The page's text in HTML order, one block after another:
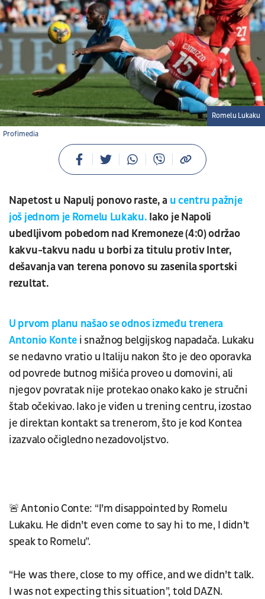
Profimedia
Romelu Lukaku
Napetost u Napulj ponovo raste, a u centru pažnje
još jednom je Romelu Lukaku. Iako je Napoli
ubedljivom pobedom nad Kremoneze (4:0) održao
kakvu-takvu nadu u borbi za titulu protiv Inter,
dešavanja van terena ponovo su zasenila sportski
rezultat.
U prvom planu našao se odnos između trenera
Antonio Konte i snažnog belgijskog napadača. Lukaku
se nedavno vratio u Italiju nakon što je deo oporavka
od povrede butnog mišića proveo u domovini, ali
njegov povratak nije protekao onako kako je stručni
štab očekivao. Iako je viđen u trening centru, izostao
je direktan kontakt sa trenerom, što je kod Kontea
izazvalo očigledno nezadovoljstvo.
🚨 Antonio Conte: “I’m disappointed by Romelu
Lukaku. He didn’t even come to say hi to me, I didn’t
speak to Romelu”.
“He was there, close to my office, and we didn’t talk.
I was not expecting this situation”, told DAZN.